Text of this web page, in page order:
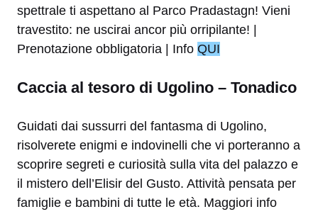
spettrale ti aspettano al Parco Pradastagn! Vieni
travestito: ne uscirai ancor più orripilante! |
Prenotazione obbligatoria | Info QUI
Caccia al tesoro di Ugolino – Tonadico
Guidati dai sussurri del fantasma di Ugolino,
risolverete enigmi e indovinelli che vi porteranno a
scoprire segreti e curiosità sulla vita del palazzo e
il mistero dell’Elisir del Gusto. Attività pensata per
famiglie e bambini di tutte le età. Maggiori info